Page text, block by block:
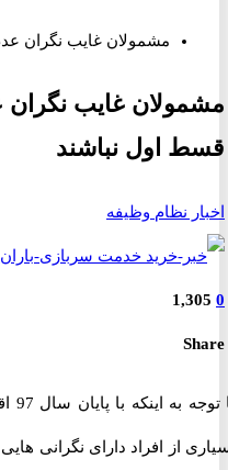
مشمولان غایب نگران عدم
غایب نگران
اول نباشند
نظام وظیفه
با توجه
از افراد دارای نگرانی هایی